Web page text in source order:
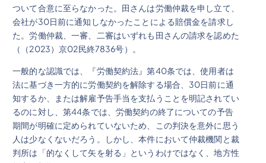
ついて合意に至らなかった。田さんは労働仲裁を申し立て、
会社が30日前に通知しなかったことによる賠償金を請求し
た。労働仲裁、一審、二審はいずれも田さんの請求を認めた
（（2023）京02民終7836号）。
一般的な認識では、『労働契約法』第40条では、使用者は
法に基づき一方的に労働契約を解除する場合、30日前に通
知するか、または解雇予告手当を支払うことを明記されてい
るのに対し、第44条では、労働契約の終了についての予告
期間が明確に定められていないため、この判決を意外に思う
人は少なくないだろう。しかし、本件において仲裁機関と裁
判所は「的なくして矢を射る」というわけではなく、地方性